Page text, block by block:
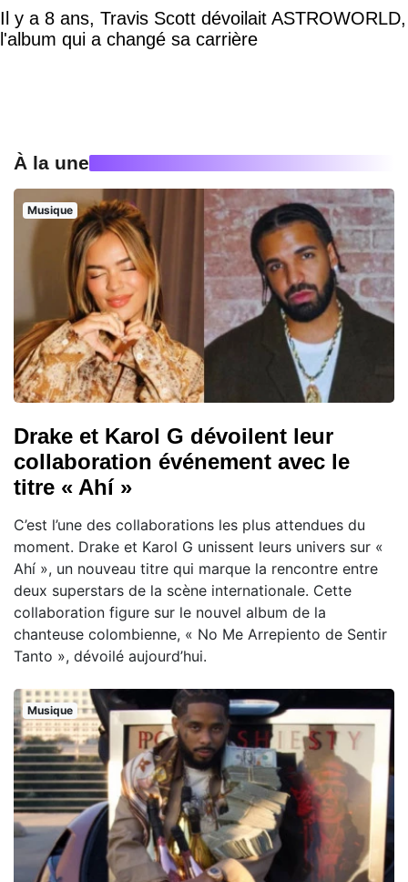
Il y a 8 ans, Travis Scott dévoilait ASTROWORLD,
l'album qui a changé sa carrière
À la une
Musique
Drake et Karol G dévoilent leur
collaboration événement avec le
titre « Ahí »
C’est l’une des collaborations les plus attendues du
moment. Drake et Karol G unissent leurs univers sur «
Ahí », un nouveau titre qui marque la rencontre entre
deux superstars de la scène internationale. Cette
collaboration figure sur le nouvel album de la
chanteuse colombienne, « No Me Arrepiento de Sentir
Tanto », dévoilé aujourd’hui.
Musique